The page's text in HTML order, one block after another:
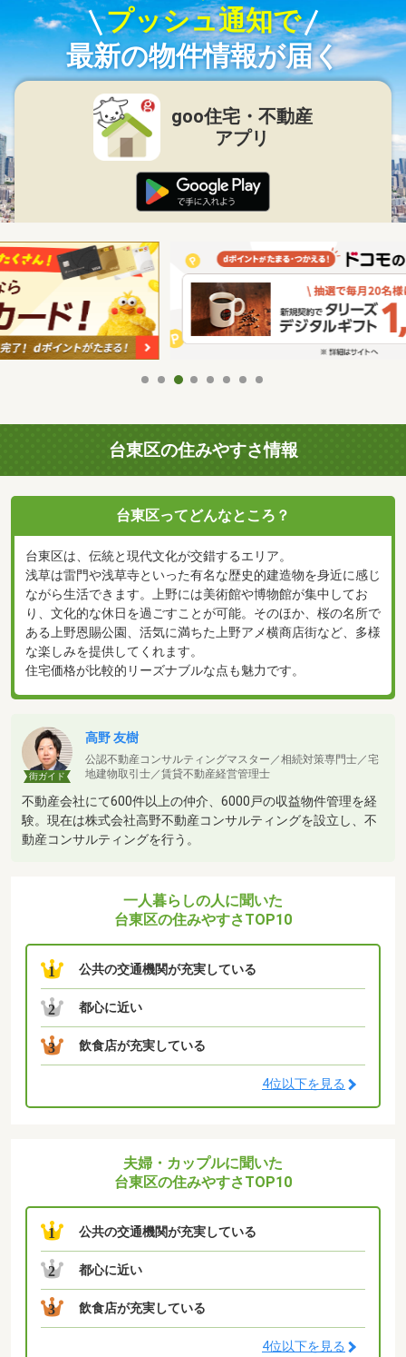
プッシュ通知で
最新の物件情報が届く
goo住宅・不動産
アプリ
台東区の住みやすさ情報
台東区ってどんなところ？
台東区は、伝統と現代文化が交錯するエリア。
浅草は雷門や浅草寺といった有名な歴史的建造物を身近に感じ
ながら生活できます。上野には美術館や博物館が集中してお
り、文化的な休日を過ごすことが可能。そのほか、桜の名所で
ある上野恩賜公園、活気に満ちた上野アメ横商店街など、多様
な楽しみを提供してくれます。
住宅価格が比較的リーズナブルな点も魅力です。
街ガイド
高野 友樹
公認不動産コンサルティングマスター／相続対策専門士／宅
地建物取引士／賃貸不動産経営管理士
不動産会社にて600件以上の仲介、6000戸の収益物件管理を経
験。現在は株式会社高野不動産コンサルティングを設立し、不
動産コンサルティングを行う。
一人暮らしの人に聞いた
台東区の住みやすさTOP10
1 公共の交通機関が充実している
2 都心に近い
3 飲食店が充実している
4位以下を見る
夫婦・カップルに聞いた
台東区の住みやすさTOP10
1 公共の交通機関が充実している
2 都心に近い
3 飲食店が充実している
4位以下を見る